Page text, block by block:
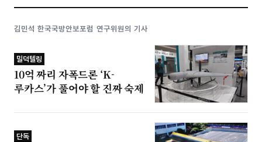
김민석 한국국방안보포럼 연구위원의 기사
밀덕텔링
10억 짜리 자폭드론 ‘K-
루카스’가 풀어야 할 진짜 숙제
단독